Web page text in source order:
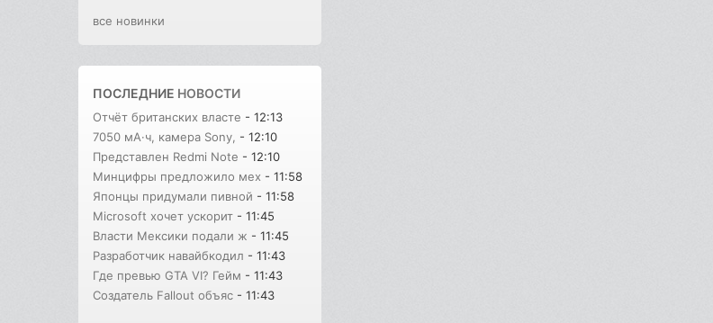
все новинки
ПОСЛЕДНИЕ НОВОСТИ
Отчёт британских власте - 12:13
7050 мА·ч, камера Sony, - 12:10
Представлен Redmi Note - 12:10
Минцифры предложило мех - 11:58
Японцы придумали пивной - 11:58
Microsoft хочет ускорит - 11:45
Власти Мексики подали ж - 11:45
Разработчик навайбкодил - 11:43
Где превью GTA VI? Гейм - 11:43
Создатель Fallout объяс - 11:43